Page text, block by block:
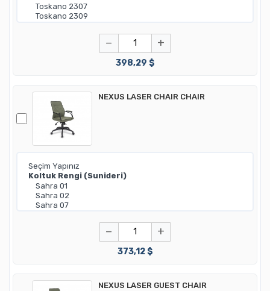
− +
398,29 $
NEXUS LASER CHAIR CHAIR
− +
373,12 $
NEXUS LASER GUEST CHAIR